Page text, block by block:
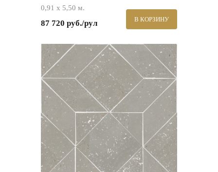
0,91 х 5,50 м.
87 720 руб./рул В КОРЗИНУ